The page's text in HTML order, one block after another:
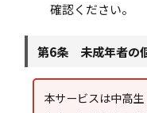
確認ください。
第6条 未成年者の
本サービスは中高